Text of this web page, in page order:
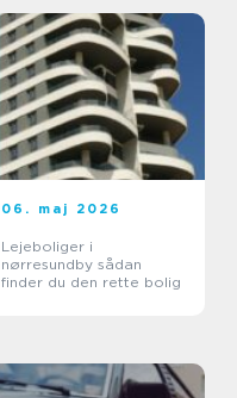
06. maj 2026
Lejeboliger i
nørresundby sådan
finder du den rette bolig